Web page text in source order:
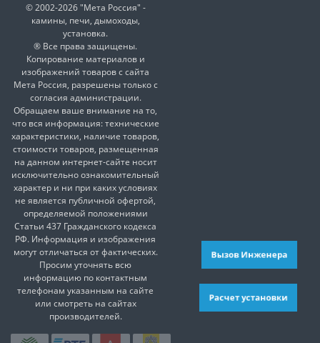
© 2002-2026 "Мета Россия" -
камины, печи, дымоходы,
установка.
® Все права защищены.
Копирование материалов и
изображений товаров с сайта
Мета Россия, разрешены только с
согласия администрации.
Обращаем ваше внимание на то,
что вся информация: технические
характеристики, наличие товаров,
стоимости товаров, размещенная
на данном интернет-сайте носит
исключительно ознакомительный
характер и ни при каких условиях
не является публичной офертой,
определяемой положениями
Статьи 437 Гражданского кодекса
РФ. Информация и изображения
могут отличаться от фактических.
Просим уточнять всю
информацию по контактным
телефонам указанным на сайте
или смотреть на сайтах
производителей.
Расчет установки
Вызов Инженера